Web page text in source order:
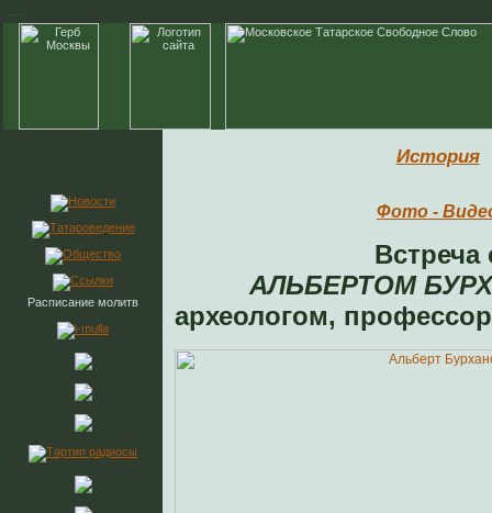
Расписание молитв
История
Фото -
Встреча
АЛЬБЕРТОМ
археологом,